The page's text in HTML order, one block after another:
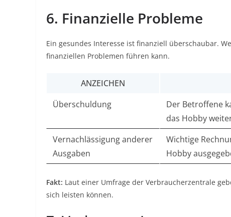
6. Finanzielle Probleme
Ein gesundes Interesse ist finanziell überschaubar.
finanziellen Problemen führen kann.
ANZEICHEN
Überschuldung
Der Betroffene
das Hobby
Vernachlässigung anderer
Ausgaben
Wichtige
Hobby
Fakt: Laut einer Umfrage der Verbraucherzentrale
sich leisten können.​